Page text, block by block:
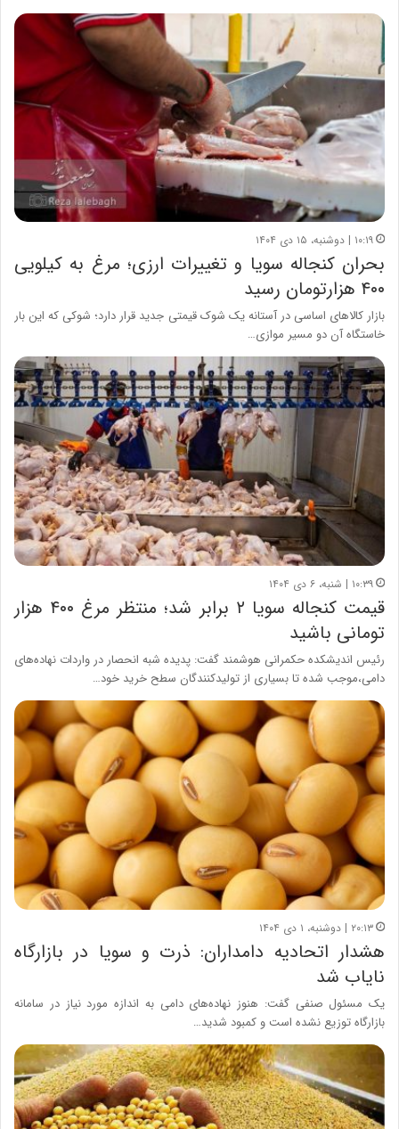
۱۰:۱۹ | دوشنبه، ۱۵ دی ۱۴۰۴
بحران کنجاله سویا و تغییرات ارزی؛ مرغ به کیلویی
۴۰۰ هزارتومان رسید
بازار کالاهای اساسی در آستانه یک شوک قیمتی جدید قرار دارد؛ شوکی که این بار
خاستگاه آن دو مسیر موازی…
۱۰:۳۹ | شنبه، ۶ دی ۱۴۰۴
قیمت کنجاله سویا ۲ برابر شد؛ منتظر مرغ ۴۰۰ هزار
تومانی باشید
رئیس اندیشکده حکمرانی هوشمند گفت: پدیده شبه انحصار در واردات نهاده‌های
دامی،موجب شده تا بسیاری از تولیدکنندگان سطح خرید خود…
۲۰:۱۳ | دوشنبه، ۱ دی ۱۴۰۴
هشدار اتحادیه دامداران: ذرت و سویا در بازارگاه
نایاب شد
یک مسئول صنفی گفت: هنوز نهاده‌های دامی به اندازه مورد نیاز در سامانه
بازارگاه توزیع نشده است و کمبود شدید…